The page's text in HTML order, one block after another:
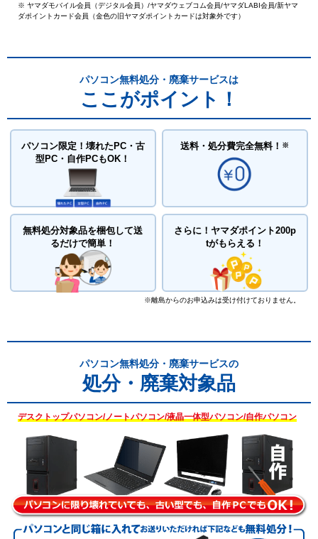
※ ヤマダモバイル会員（デジタル会員）/ヤマダウェブコム会員/ヤマダLABI会員/新ヤマ
ダポイントカード会員（金色の旧ヤマダポイントカードは対象外です）
パソコン無料処分・廃棄サービスは
ここがポイント！
パソコン限定！壊れたPC・古
型PC・自作PCもOK！
送料・処分費完全無料！ ※
無料処分対象品を梱包して送
るだけで簡単！
さらに！ ヤマダポイント200p
tがもらえる！
※離島からのお申込みは受け付けておりません。
パソコン無料処分・廃棄サービスの
処分・廃棄対象品
デスクトップパソコン/ノートパソコン/液晶一体型パソコン/自作パソコン